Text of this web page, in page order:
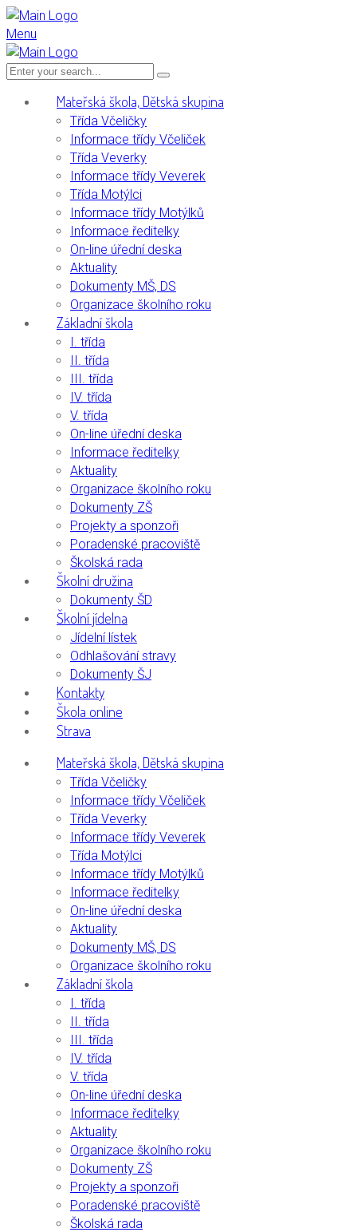
Menu
Mateřská škola, Dětská skupina
Třída Včeličky
Informace třídy Včeliček
Třída Veverky
Informace třídy Veverek
Třída Motýlci
Informace třídy Motýlků
Informace ředitelky
On-line úřední deska
Aktuality
Dokumenty MŠ, DS
Organizace školního roku
Základní škola
I. třída
II. třída
III. třída
IV. třída
V. třída
On-line úřední deska
Informace ředitelky
Aktuality
Organizace školního roku
Dokumenty ZŠ
Projekty a sponzoři
Poradenské pracoviště
Školská rada
Školní družina
Dokumenty ŠD
Školní jídelna
Jídelní lístek
Odhlašování stravy
Dokumenty ŠJ
Kontakty
Škola online
Strava
Mateřská škola, Dětská skupina
Třída Včeličky
Informace třídy Včeliček
Třída Veverky
Informace třídy Veverek
Třída Motýlci
Informace třídy Motýlků
Informace ředitelky
On-line úřední deska
Aktuality
Dokumenty MŠ, DS
Organizace školního roku
Základní škola
I. třída
II. třída
III. třída
IV. třída
V. třída
On-line úřední deska
Informace ředitelky
Aktuality
Organizace školního roku
Dokumenty ZŠ
Projekty a sponzoři
Poradenské pracoviště
Školská rada